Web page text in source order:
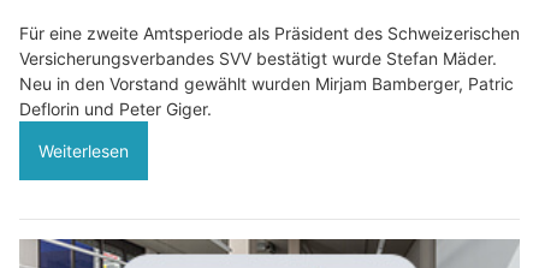
Für eine zweite Amtsperiode als Präsident des Schweizerischen
Versicherungsverbandes SVV bestätigt wurde Stefan Mäder.
Neu in den Vorstand gewählt wurden Mirjam Bamberger, Patric
Deflorin und Peter Giger.
Weiterlesen